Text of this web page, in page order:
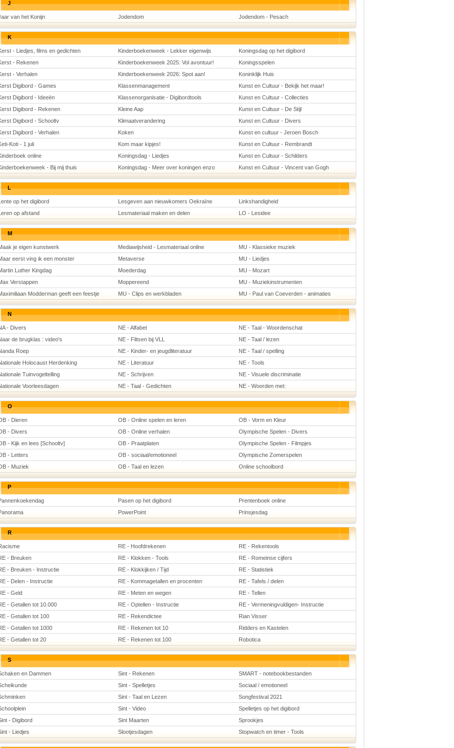
J
van het Konijn Jodendom Jodendom - Pesach
K
- Liedjes, films en gedichten Kinderboekenweek - Lekker eigenwijs
Koningsdag op het digibord
- Rekenen
Kinderboekenweek 2025: Vol avontuur!
Koningsspelen
- Verhalen
Kinderboekenweek 2026: Spot aan!
Koninklijk Huis
Digibord - Games
Klassenmanagement
Kunst en Cultuur - Bekijk het maar!
Digibord - Ideeën
Klassenorganisatie - Digibordtools
Kunst en Cultuur - Collecties
Digibord - Rekenen
Kleine Aap
Kunst en Cultuur - De Stijl
Digibord - Schooltv
Klimaatverandering
Kunst en Cultuur - Divers
Digibord - Verhalen
Koken
Kunst en cultuur - Jeroen Bosch
Koti - 1 juli
Kom maar kipjes!
Kunst en Cultuur - Rembrandt
online
Koningsdag - Liedjes
Kunst en Cultuur - Schilders
- Bij mij thuis
Koningsdag - Meer over koningen enzo Kunst en Cultuur - Vincent van Gogh
L
op het digibord Lesgeven aan nieuwkomers Oekraïne
Linkshandigheid
op afstand
Lesmateriaal maken en delen LO - Lesidee
M
je eigen kunstwerk Mediawijsheid - Lesmateriaal online
MU - Klassieke muziek
eerst ving ik een monster
Metaverse
MU - Liedjes
Luther Kingdag
Moederdag
MU - Mozart
Verstappen
Moppereend
MU - Muziekinstrumenten
Modderman geeft een feestje
MU - Clips en werkbladen MU - Paul van Coeverden - animaties
N
- Divers NE - Alfabet
NE - Taal - Woordenschat
de brugklas : video's
NE - Flitsen bij VLL
NE - Taal / lezen
Roep
NE - Kinder- en jeugdliteratuur
NE - Taal / spelling
Holocaust Herdenking
NE - Literatuur
NE - Tools
Tuinvogeltelling
NE - Schrijven
NE - Visuele discriminatie
Voorleesdagen
NE - Taal - Gedichten NE - Woorden met:
O
- Dieren OB - Online spelen en leren
OB - Vorm en Kleur
- Divers
OB - Online verhalen
Olympische Spelen - Divers
- Kijk en lees [Schooltv]
OB - Praatplaten
Olympische Spelen - Filmpjes
- Letters
OB - sociaal/emotioneel
Olympische Zomerspelen
- Muziek
OB - Taal en lezen Online schoolbord
P
Pasen op het digibord
Prentenboek online
PowerPoint Prinsjesdag
R
RE - Hoofdrekenen
RE - Rekentools
- Breuken
RE - Klokken - Tools
RE - Romeinse cijfers
- Breuken - Instructie
RE - Klokkijken / Tijd
RE - Statistiek
- Delen - Instructie
RE - Kommagetallen en procenten
RE - Tafels / delen
- Geld
RE - Meten en wegen
RE - Tellen
- Getallen tot 10.000
RE - Optellen - Instructie
RE - Vermeningvuldigen- Instructie
- Getallen tot 100
RE - Rekendictee
Rian Visser
- Getallen tot 1000
RE - Rekenen tot 10
Ridders en Kastelen
- Getallen tot 20
RE - Rekenen tot 100 Robotica
S
en Dammen Sint - Rekenen
SMART - notebookbestanden
Sint - Spelletjes
Sociaal / emotioneel
Sint - Taal en Lezen
Songfestival 2021
Sint - Video
Spelletjes op het digibord
- Digibord
Sint Maarten
Sprookjes
- Liedjes
Slootjesdagen Stopwatch en timer - Tools